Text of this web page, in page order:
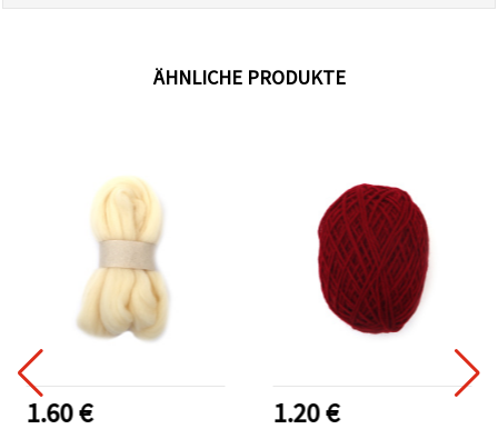
ÄHNLICHE PRODUKTE
1.60 € 1.20 €